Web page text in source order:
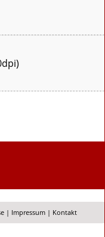
| Impressum| Kontakt